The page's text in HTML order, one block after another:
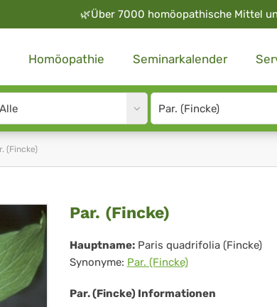
🌿Über 7000 homöopathische Mittel
Homöopathie Seminarkalender
Site
search
(Fincke)
Par.
(Fincke)
Par. (Fincke)
Hauptname: Paris quadrifolia (Fincke)
Synonyme: Par. (Fincke)
Par. (Fincke) Informationen